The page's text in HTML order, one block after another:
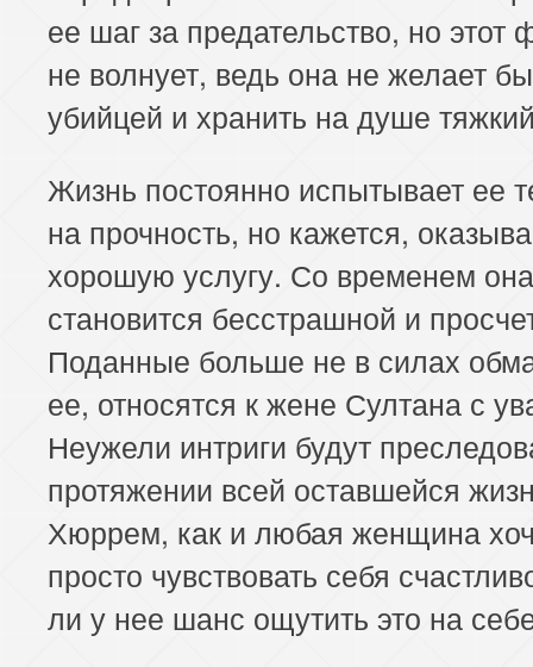
ее шаг за предательство, но этот
не волнует, ведь она не желает
убийцей и хранить на душе
Жизнь постоянно испытывает ее
на прочность, но кажется,
хорошую услугу. Со временем она
становится бесстрашной и
Поданные больше не в силах
ее, относятся к жене Султана с
Неужели интриги будут
протяжении всей оставшейся
Хюррем, как и любая женщина
просто чувствовать себя
ли у нее шанс ощутить это на